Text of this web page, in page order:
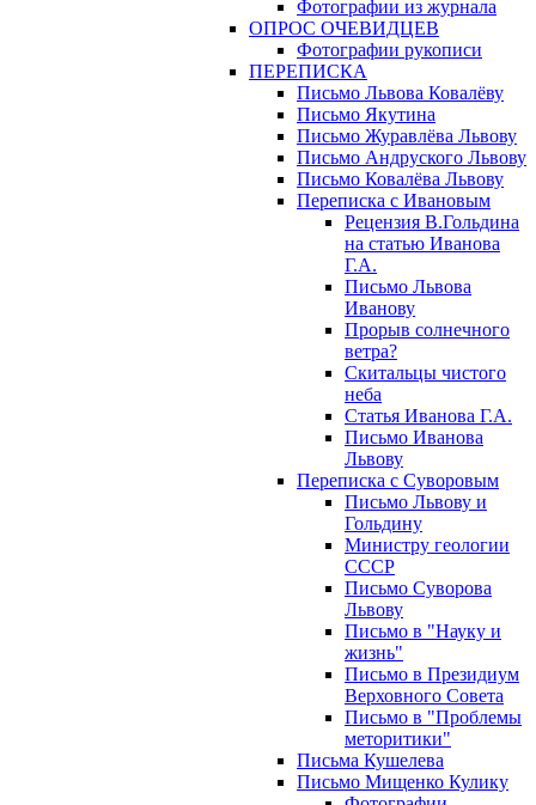
Фотографии из журнала
ОПРОС ОЧЕВИДЦЕВ
Фотографии рукописи
ПЕРЕПИСКА
Письмо Львова Ковалёву
Письмо Якутина
Письмо Журавлёва Львову
Письмо Андруского Львову
Письмо Ковалёва Львову
Переписка с Ивановым
Рецензия В.Гольдина
на статью Иванова
Г.А.
Письмо Львова
Иванову
Прорыв солнечного
ветра?
Скитальцы чистого
неба
Статья Иванова Г.А.
Письмо Иванова
Львову
Переписка с Суворовым
Письмо Львову и
Гольдину
Министру геологии
СССР
Письмо Суворова
Львову
Письмо в "Науку и
жизнь"
Письмо в Президиум
Верховного Совета
Письмо в "Проблемы
меторитики"
Письма Кушелева
Письмо Мищенко Кулику